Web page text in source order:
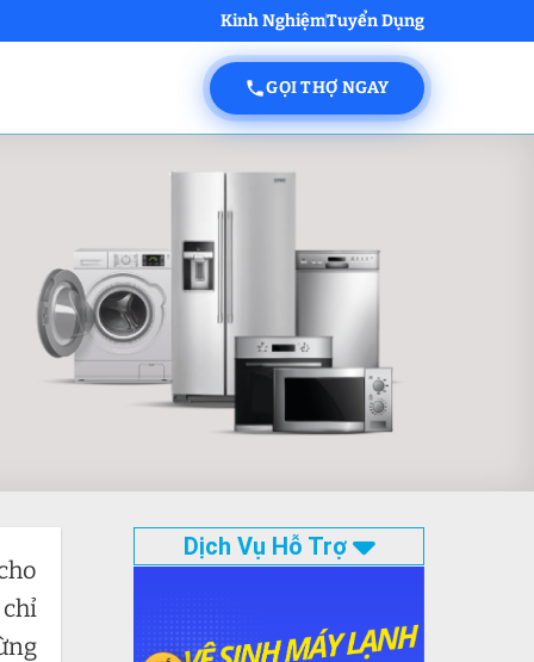
Kinh NghiệmTuyển Dụng
GỌI THỢ NGAY
Dịch Vụ Hỗ Trợ